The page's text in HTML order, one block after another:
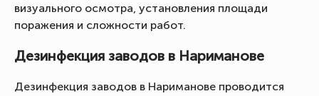
визуального осмотра, установления площади
поражения и сложности работ.
Дезинфекция заводов в Нариманове
Дезинфекция заводов в Нариманове проводится